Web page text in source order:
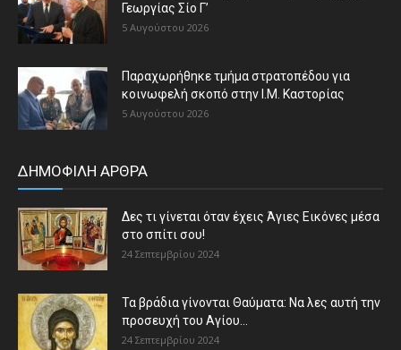
Γεωργίας Σίο Γ’
5 Αυγούστου 2026
Παραχωρήθηκε τμήμα στρατοπέδου για
κοινωφελή σκοπό στην Ι.Μ. Καστορίας
5 Αυγούστου 2026
ΔΗΜΟΦΙΛΗ ΑΡΘΡΑ
Δες τι γίνεται όταν έχεις Άγιες Εικόνες μέσα
στο σπίτι σου!
24 Σεπτεμβρίου 2024
Τα βράδια γίνονται Θαύματα: Να λες αυτή την
προσευχή του Αγίου...
24 Σεπτεμβρίου 2024